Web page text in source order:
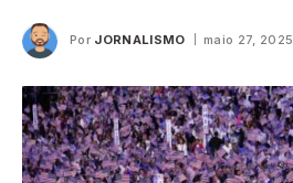
Por JORNALISMO maio 27, 2025